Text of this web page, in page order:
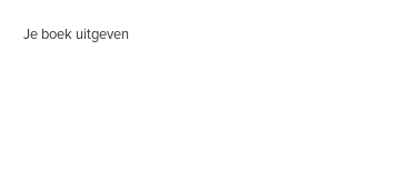
Je boek uitgeven